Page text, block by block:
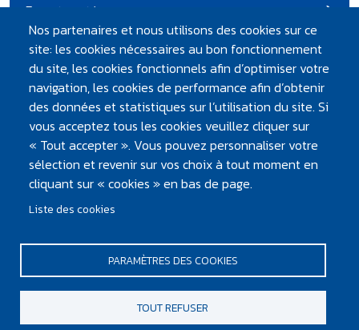
Eau et santé
ÇA PEUT VOUS INTÉRESSER
ACTUALITÉS
ATLANTIC’EAU : RESPECT DE L’ÉVOLUTION DU
CONTRÔLE SANITAIRE QUI S’APPLIQUERA AU
1ER JANVIER 2026
SUIVI DE 20 PFASLE CONTRÔLE SANITAIRE
INTÈGRERA NOTAMMENT LE SUIVI DE 20
PIED DE PAGE
Mentions légales et crédits
Nos partenaires et nous utilisons des cookies sur ce
site: les cookies nécessaires au bon fonctionnement
du site, les cookies fonctionnels afin d’optimiser votre
navigation, les cookies de performance afin d’obtenir
des données et statistiques sur l’utilisation du site. Si
vous acceptez tous les cookies veuillez cliquer sur
« Tout accepter ». Vous pouvez personnaliser votre
sélection et revenir sur vos choix à tout moment en
cliquant sur « cookies » en bas de page.
Liste des cookies
PARAMÈTRES DES COOKIES
TOUT REFUSER